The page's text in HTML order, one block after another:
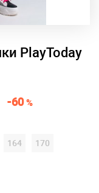
PlayToday
-60%
164
170